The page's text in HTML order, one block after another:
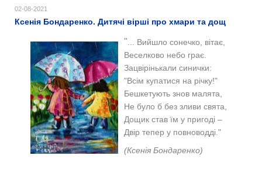
02-08-2021
Ксенія Бондаренко. Дитячі вірші про хмари та дощ
" ... Вийшло сонечко, вітає,
Веселково небо грає.
Зацвірінькали синички:
"Всім купатися на річку!"
Бешкетують знов малята,
Не було б без зливи свята,
Дощик став їм у пригоді –
Двір тепер у повноводді."
(Ксенія Бондаренко)